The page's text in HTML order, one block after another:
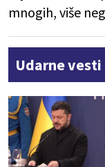
mnogih, više
Udarne vesti